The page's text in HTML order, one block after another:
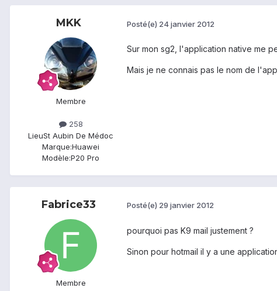
MKK
Membre
258
LieuSt Aubin De Médoc
Marque:Huawei
Modèle:P20 Pro
Posté(e) 24 janvier 2012
Sur mon sg2, l'application native me
Mais je ne connais pas le nom de
Fabrice33
Membre
Posté(e) 29 janvier 2012
pourquoi pas K9 mail justement ?
Sinon pour hotmail il y a une